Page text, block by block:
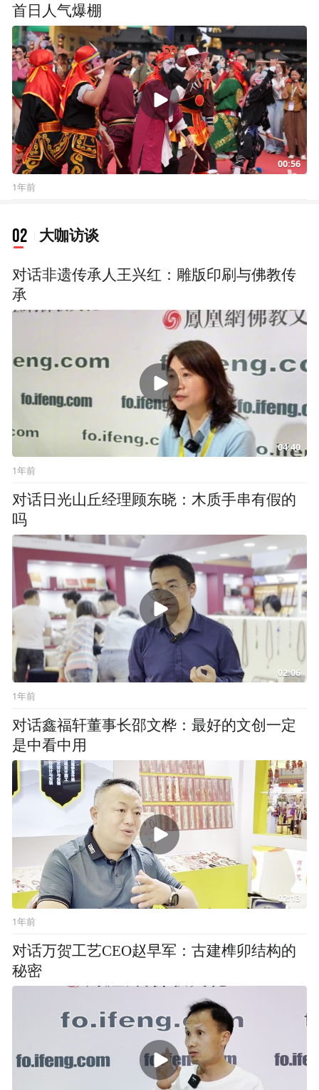
首日人气爆棚
00:56
1年前
02 大咖访谈
对话非遗传承人王兴红：雕版印刷与佛教传
承
04:40
1年前
对话日光山丘经理顾东晓：木质手串有假的
吗
02:06
1年前
对话鑫福轩董事长邵文桦：最好的文创一定
是中看中用
02:13
1年前
对话万贺工艺CEO赵早军：古建榫卯结构的
秘密